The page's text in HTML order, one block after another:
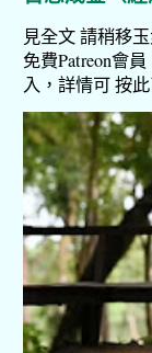
見全文 請稍移
免費Patreon會
入，詳情可 按